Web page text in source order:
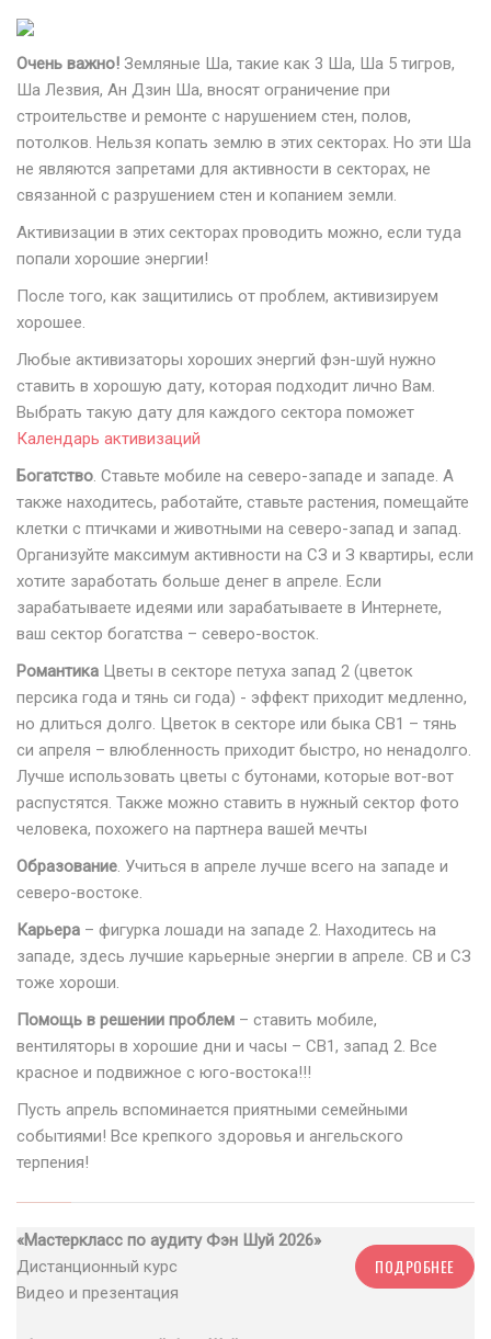
Очень важно! Земляные Ша, такие как 3 Ша, Ша 5 тигров,
Ша Лезвия, Ан Дзин Ша, вносят ограничение при
строительстве и ремонте с нарушением стен, полов,
потолков. Нельзя копать землю в этих секторах. Но эти Ша
не являются запретами для активности в секторах, не
связанной с разрушением стен и копанием земли.
Активизации в этих секторах проводить можно, если туда
попали хорошие энергии!
После того, как защитились от проблем, активизируем
хорошее.
Любые активизаторы хороших энергий фэн-шуй нужно
ставить в хорошую дату, которая подходит лично Вам.
Выбрать такую дату для каждого сектора поможет
Календарь активизаций
Богатство. Ставьте мобиле на северо-западе и западе. А
также находитесь, работайте, ставьте растения, помещайте
клетки с птичками и животными на северо-запад и запад.
Организуйте максимум активности на СЗ и З квартиры, если
хотите заработать больше денег в апреле. Если
зарабатываете идеями или зарабатываете в Интернете,
ваш сектор богатства – северо-восток.
Романтика Цветы в секторе петуха запад 2 (цветок
персика года и тянь си года) - эффект приходит медленно,
но длиться долго. Цветок в секторе или быка СВ1 – тянь
си апреля – влюбленность приходит быстро, но ненадолго.
Лучше использовать цветы с бутонами, которые вот-вот
распустятся. Также можно ставить в нужный сектор фото
человека, похожего на партнера вашей мечты
Образование. Учиться в апреле лучше всего на западе и
северо-востоке.
Карьера – фигурка лошади на западе 2. Находитесь на
западе, здесь лучшие карьерные энергии в апреле. СВ и СЗ
тоже хороши.
Помощь в решении проблем – ставить мобиле,
вентиляторы в хорошие дни и часы – СВ1, запад 2. Все
красное и подвижное с юго-востока!!!
Пусть апрель вспоминается приятными семейными
событиями! Все крепкого здоровья и ангельского
терпения!
«Мастеркласс по аудиту Фэн Шуй 2026»
Дистанционный курс
Видео и презентация
ПОДРОБНЕЕ